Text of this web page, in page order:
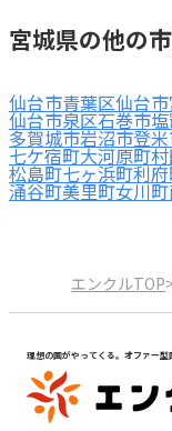
宮城県の他の
仙台市青葉区仙台
仙台市泉区石巻市
多賀城市岩沼市登
七ケ宿町大河原町
松島町七ヶ浜町利
涌谷町美里町女川町
エンクルTOP
理想の園がやってくる。オファー型